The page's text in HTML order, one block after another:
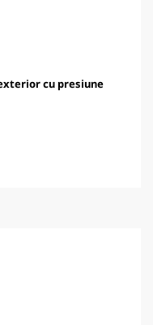
cu presiune